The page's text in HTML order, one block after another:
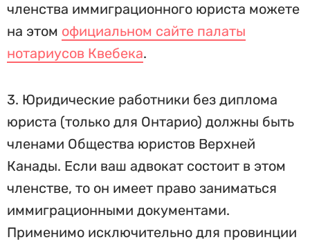
членства иммиграционного юриста можете
на этом официальном сайте палаты
нотариусов Квебека.
3. Юридические работники без диплома
юриста (только для Онтарио) должны быть
членами Общества юристов Верхней
Канады. Если ваш адвокат состоит в этом
членстве, то он имеет право заниматься
иммиграционными документами.
Применимо исключительно для провинции